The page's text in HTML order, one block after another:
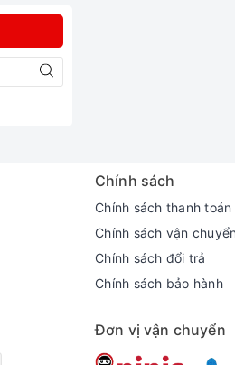
Chính sách
Chính sách thanh toán
Chính sách vận chuyển
Chính sách đổi trả
Chính sách bảo hành
Đơn vị vận chuyển